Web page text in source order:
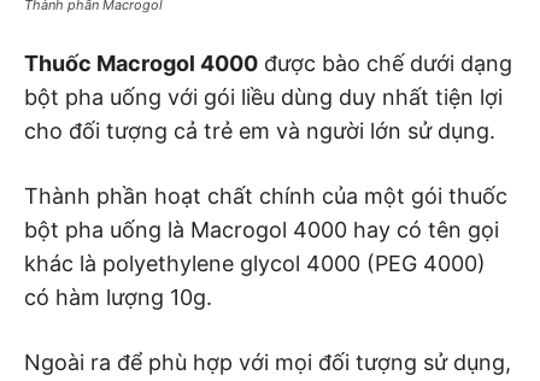
Thành phần Macrogol
Thuốc Macrogol 4000 được bào chế dưới dạng
bột pha uống với gói liều dùng duy nhất tiện lợi
cho đối tượng cả trẻ em và người lớn sử dụng.
Thành phần hoạt chất chính của một gói thuốc
bột pha uống là Macrogol 4000 hay có tên gọi
khác là polyethylene glycol 4000 (PEG 4000)
có hàm lượng 10g.
Ngoài ra để phù hợp với mọi đối tượng sử dụng,